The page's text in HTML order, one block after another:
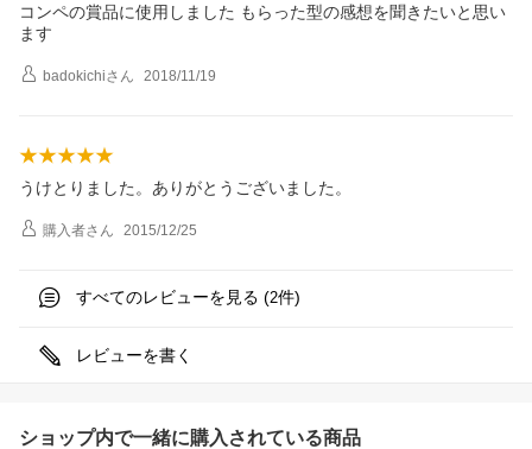
コンペの賞品に使用しました もらった型の感想を聞きたいと思い
ます
badokichiさん 2018/11/19
うけとりました。ありがとうございました。
購入者さん 2015/12/25
すべてのレビューを見る (2件)
レビューを書く
ショップ内で一緒に購入されている商品